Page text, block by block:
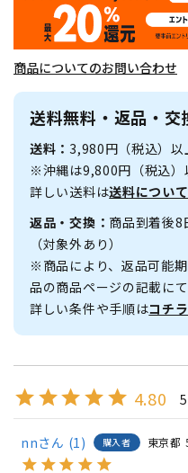
商品についてのお問い合わせ
送料無料・返品・交
送料：3,980円（税込）以
※沖縄は9,800円（税込）
詳しい送料は送料について
返品・交換： 商品到着後8
（対象外あり）
※商品により、返品可能
品の商品ページの記載に
詳しい条件や手順はコチラ
4.80 5
nn 1 購入者 東京都